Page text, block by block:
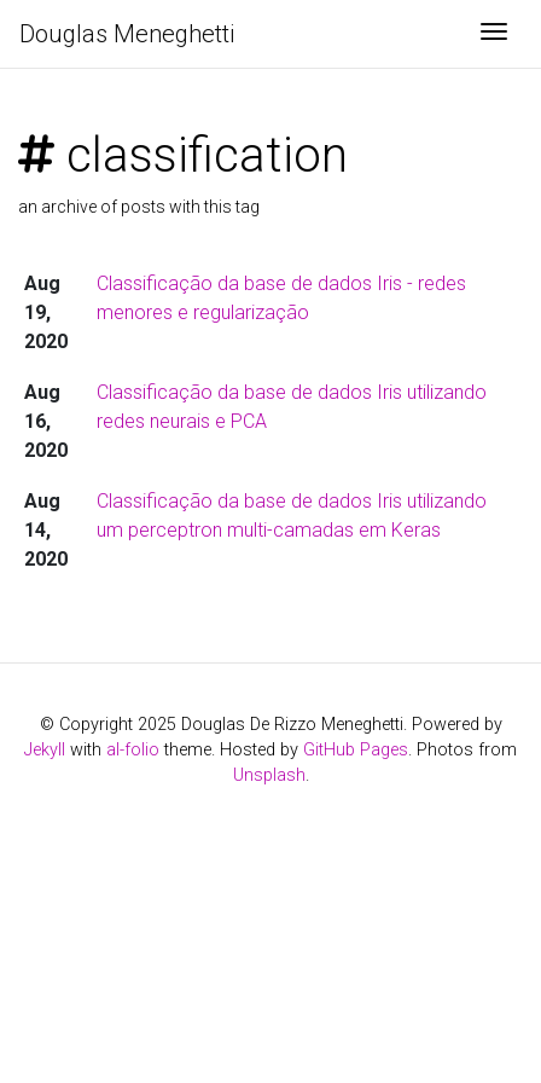
Douglas Meneghetti
classification
an archive of posts with this tag
Aug
19,
2020
Classificação da base de dados Iris - redes
menores e regularização
Aug
16,
2020
Classificação da base de dados Iris utilizando
redes neurais e PCA
Aug
14,
2020
Classificação da base de dados Iris utilizando
um perceptron multi-camadas em Keras
© Copyright 2025 Douglas De Rizzo Meneghetti. Powered by
Jekyll with al-folio theme. Hosted by GitHub Pages. Photos from
Unsplash.